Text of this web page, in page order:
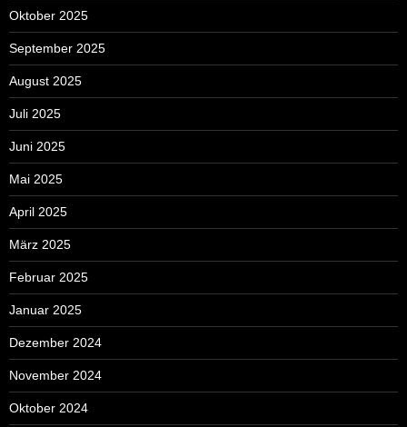
Oktober 2025
September 2025
August 2025
Juli 2025
Juni 2025
Mai 2025
April 2025
März 2025
Februar 2025
Januar 2025
Dezember 2024
November 2024
Oktober 2024